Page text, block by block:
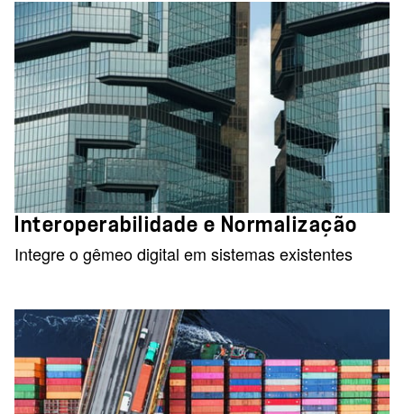
Interoperabilidade e Normalização
Integre o gêmeo digital em sistemas existentes